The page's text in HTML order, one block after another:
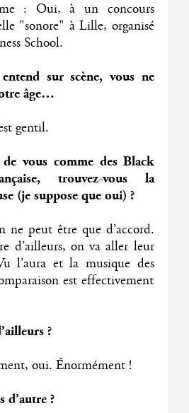
: Oui, à un concours
"sonore" à Lille, organisé
School.
sur scène, vous ne
âge…
gentil.
vous comme des Black
trouvez-vous la
(je suppose que oui) ?
ne peut être que d’accord.
d’ailleurs, on va aller leur
l’aura et la musique des
est effectivement
?
oui. Énormément !
d’autre ?